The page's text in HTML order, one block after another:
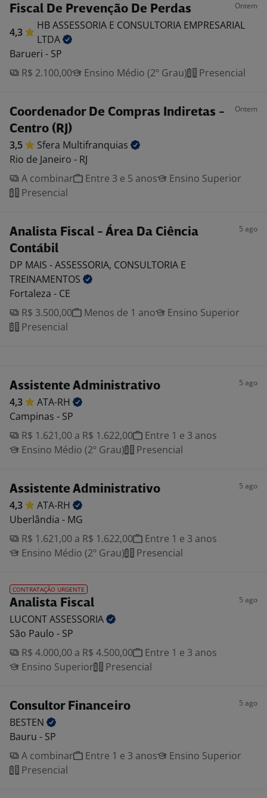
Fiscal De Prevenção De Perdas Ontem
4,3
HB ASSESSORIA E CONSULTORIA EMPRESARIAL
LTDA
Barueri - SP
R$ 2.100,00
Ensino Médio (2º Grau) Presencial
Coordenador De Compras Indiretas -
Centro (RJ)
Ontem
3,5 Sfera Multifranquias
Rio de Janeiro - RJ
A combinar
Entre 3 e 5 anos
Ensino Superior
Presencial
Analista Fiscal - Área Da Ciência
Contábil
5 ago
DP MAIS - ASSESSORIA, CONSULTORIA E
TREINAMENTOS
Fortaleza - CE
R$ 3.500,00
Menos de 1 ano
Ensino Superior
Presencial
Assistente Administrativo 5 ago
4,3
ATA-RH
Campinas - SP
R$ 1.621,00 a R$ 1.622,00
Entre 1 e 3 anos
Ensino Médio (2º Grau)
Presencial
Assistente Administrativo 5 ago
4,3
ATA-RH
Uberlândia - MG
R$ 1.621,00 a R$ 1.622,00
Entre 1 e 3 anos
Ensino Médio (2º Grau)
Presencial
CONTRATAÇÃO URGENTE
Analista Fiscal 5 ago
LUCONTASSESSORIA
São Paulo - SP
R$ 4.000,00 a R$ 4.500,00
Entre 1 e 3 anos
Ensino Superior
Presencial
Consultor Financeiro 5 ago
BESTEN
Bauru - SP
A combinar
Entre 1 e 3 anos
Ensino Superior
Presencial